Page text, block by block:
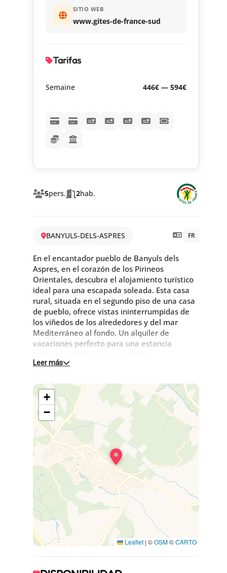
5pers. 2hab.
BANYULS-DELS-ASPRES FR
En el encantador pueblo de Banyuls dels
Aspres, en el corazón de los Pirineos
Orientales, descubra el alojamiento turístico
ideal para una escapada soleada. Esta casa
rural, situada en el segundo piso de una casa
de pueblo, ofrece vistas ininterrumpidas de
los viñedos de los alrededores y del mar
Mediterráneo al fondo. Un alquiler de
vacaciones perfecto para una estancia
El salón con TV se abre a la cocina: 4 fuegos
de gas, cafetera de cápsulas, cafetera de
filtro, congelador y microondas, que da a la
terraza privada con muebles de jardín y
barbacoa.
Cada dormitorio tiene acceso a una gran
terraza
Un dormitorio con 1 cama de 140 x 190
Un dormitorio con 3 camas individuales 90 x
190
Cuarto de ducha
WC
Muebles de jardín y barbacoa disponibles.
Hermosas vistas sobre los viñedos y el mar.
Aparcamiento privado.
Leer más
+
−
Leaflet | ©OSM©CARTO
SITIO WEB
www.gites-de-france-sud
Tarifas
Semaine 446€ — 594€